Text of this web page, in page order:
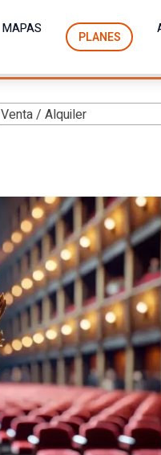
MAPAS PLANES
Venta / Alquiler